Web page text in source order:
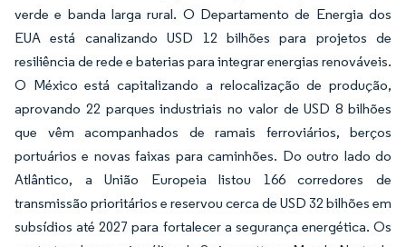
verde e banda larga rural. O Departamento de Energia dos
EUA está canalizando USD 12 bilhões para projetos de
resiliência de rede e baterias para integrar energias renováveis.
O México está capitalizando a relocalização de produção,
aprovando 22 parques industriais no valor de USD 8 bilhões
que vêm acompanhados de ramais ferroviários, berços
portuários e novas faixas para caminhões. Do outro lado do
Atlântico, a União Europeia listou 166 corredores de
transmissão prioritários e reservou cerca de USD 32 bilhões em
subsídios até 2027 para fortalecer a segurança energética. Os